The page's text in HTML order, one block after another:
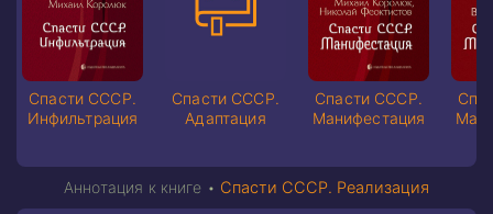
Спасти СССР.
Инфильтрация
Спасти СССР.
Адаптация
Спасти СССР.
Манифестация
Аннотация к книге • Спасти СССР. Реализация